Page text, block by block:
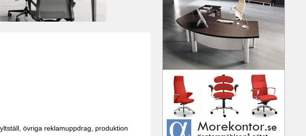
övriga reklamuppdrag, produktion